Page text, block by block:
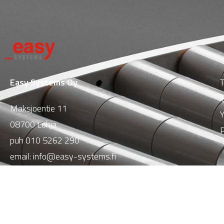
Easy Systems Oy
Maksjoentie 11
08700 Lohja
puh010 5262 290
email:info@easy-systems.fi